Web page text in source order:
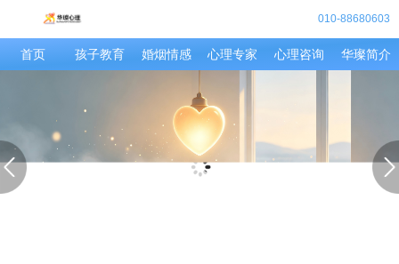
010-88680603
首页 孩子教育 婚烟情感 心理专家 心理咨询 华璨简介
孩子读初中了，也是很抵触学习，说她也不听，愁人。
关于孩子厌学，有很多原因的，具体情况具体分析。可以拨打1
贾太太：
我和老公现在是七年之痒，简直是没话说，我也很郁闷，感觉越
华璨心：
关于孩子考前焦虑有很多诱因，首先还是要释放孩子的心理负担
丁女士：
女儿今年11岁了，变得比较叛逆，也是不好好学习，老师这孩